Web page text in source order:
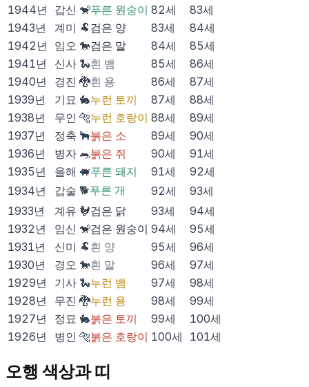
1944년 갑신 🐒푸른 원숭이 82세 83세
1943년 계미 🐏 검은 양 83세 84세
1942 년 임오 🐎검은 말 84세 85세
1941년 신사 🐍흰 뱀 85세 86세
1940년 경진 🐉흰 용 86세 87세
1939년 기묘 🐇누런 토끼 87세 88세
1938년 무인 🐅누런 호랑이 88세 89세
1937년 정축 🐂붉은 소 89세 90세
1936년 병자 🐀붉은 쥐 90세 91세
1935 년 을해 🐖푸른 돼지 91세 92세
1934년 갑술 🐕푸른 개 92세 93세
1933년 계유 🐓검은 닭 93세 94세
1932 년 임신 🐒검은 원숭이 94세 95세
1931년 신미 🐏 흰 양 95세 96세
1930년 경오 🐎흰 말 96세 97세
1929년 기사 🐍누런 뱀 97세 98세
1928년 무진 🐉누런 용 98세 99세
1927년 정묘 🐇붉은 토끼 99세 100세
1926년 병인 🐅붉은 호랑이 100세 101세
오행 색상과 띠